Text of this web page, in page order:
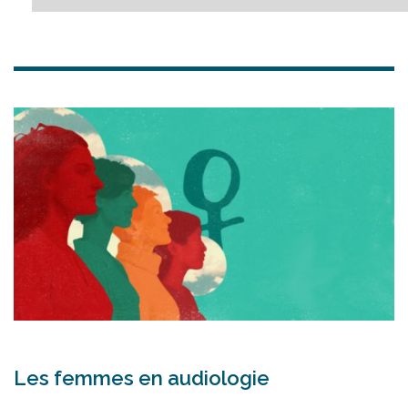
héréditaire humaine, le syndrome de Kallmann,
attrait pour la neuroscience sensorielle la
pousse à s’intéresser à l’audition. À cette époque,
«
on ignorait tout des mécanismes moléculaires
qui sous-tendent son développement et son
fonctionnement», rapporte-t-elle. «
abyssal dans la connaissance de la biologie de
l’audition», selon ses termes, dans lequel elle
s’engouffre. Le petit nombre des cellules que la
cochlée comporte ne permettait pas d’accéder
classiques en biochimie et biologie. Un obstacle
qui n’arrête pas la génétique.
Les femmes en audiologie